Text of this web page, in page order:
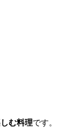
む料理です。